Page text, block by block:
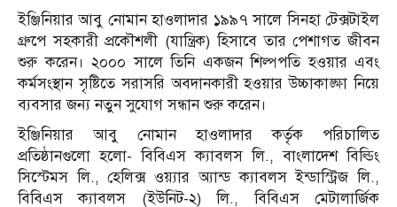
ইঞ্জিনিয়ার আবু নোমান হাওলাদার ১৯৯৭ সালে সিনহা টেক্সটাইল
গ্রুপে সহকারী প্রকৌশলী (যান্ত্রিক) হিসাবে তার পেশাগত জীবন
শুরু করেন। ২০০০ সালে তিনি একজন শিল্পপতি হওয়ার এবং
কর্মসংস্থান সৃষ্টিতে সরাসরি অবদানকারী হওয়ার উচ্চাকাঙ্ক্ষা নিয়ে
ব্যবসার জন্য নতুন সুযোগ সন্ধান শুরু করেন।
ইঞ্জিনিয়ার আবু নোমান হাওলাদার কর্তৃক পরিচালিত
প্রতিষ্ঠানগুলো হলো- বিবিএস ক্যাবলস লি., বাংলাদেশ বিল্ডিং
সিস্টেমস লি., হেলিক্স ওয়্যার অ্যান্ড ক্যাবলস ইন্ডাস্ট্রিজ লি.,
বিবিএস ক্যাবলস (ইউনিট-২) লি., বিবিএস মেটালার্জিক